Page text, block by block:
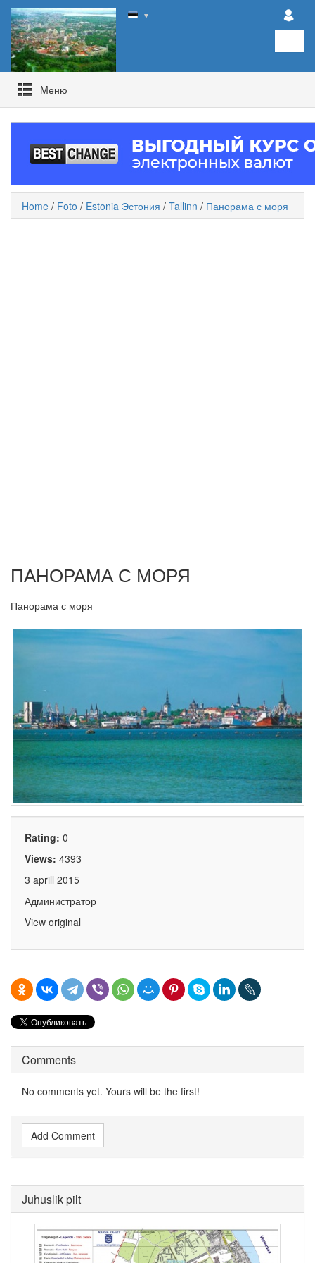
▼
Mеню
Home / Foto / Estonia Эстония / Tallinn / Панорама с моря
ПАНОРАМА С МОРЯ
Панорама с моря
Rating: 0
Views: 4393
3 aprill 2015
Администратор
View original
Comments
No comments yet. Yours will be the first!
Add Comment
Juhuslik pilt